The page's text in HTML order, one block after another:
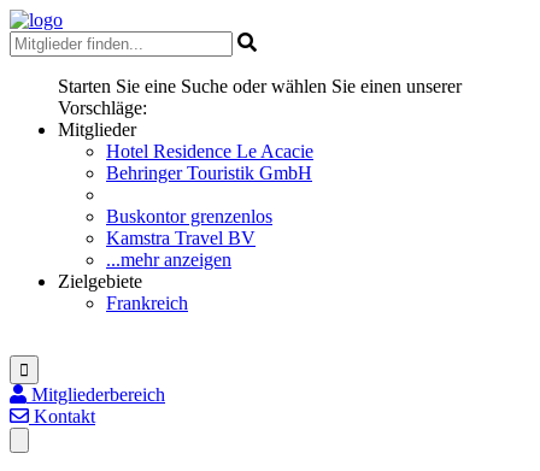
Starten Sie eine Suche oder wählen Sie einen unserer
Vorschläge:
Mitglieder
Hotel Residence Le Acacie
Behringer Touristik GmbH
Buskontor grenzenlos
Kamstra Travel BV
...mehr anzeigen
Zielgebiete
Frankreich
Mitgliederbereich
Kontakt